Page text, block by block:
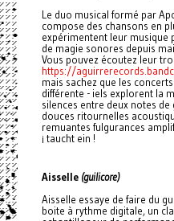
Le duo musical formé par
compose des chansons en
expérimentent leur musique
de magie sonores depuis
Vous pouvez écoutez leur
https://
mais sachez que les
différente - iels explorent la
silences entre deux notes
douces ritournelles
remuantes fulgurances
¡ taucht ein !
Aisselle(guilicore)
Aisselle essaye de faire du
boite à rythme digitale, un